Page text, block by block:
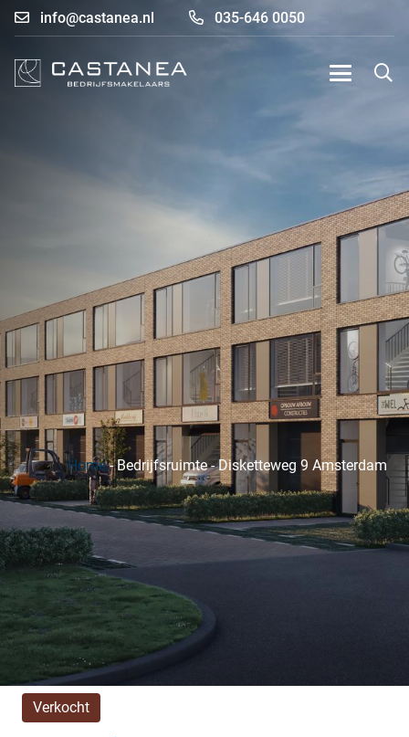
info@castanea.nl 035-646 0050
Home-Bedrijfsruimte-Disketteweg 9 Amsterdam
Verkocht